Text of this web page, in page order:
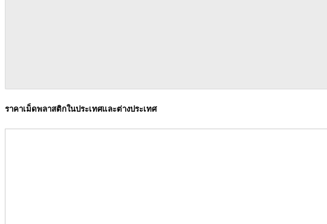
ราคาเม็ดพลาสติกในประเทศและต่างประเทศ